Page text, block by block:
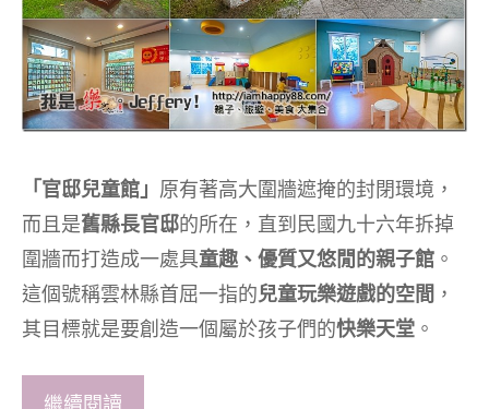
「官邸兒童館」 原有著高大圍牆遮掩的封閉環境，
而且是舊縣長官邸的所在，直到民國九十六年拆掉
圍牆而打造成一處具童趣、優質又悠閒的親子館 。
這個號稱雲林縣首屈一指的兒童玩樂遊戲的空間 ，
其目標就是要創造一個屬於孩子們的快樂天堂 。
繼續閱讀